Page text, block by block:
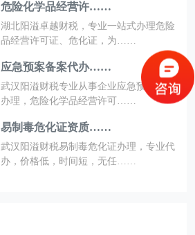
危险化学品经营许……
湖北阳溢卓越财税，专业一站式办理危险
品经营许可证、危化证，为……
应急预案备案代办……
武汉阳溢财税专业从事企业应急预案备案
办理，危险化学品经营许可……
易制毒危化证资质……
武汉阳溢财税易制毒危化证办理，专业代
办，价格低，时间短，无任……